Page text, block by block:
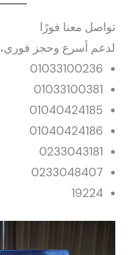
تواصل معنا فورًا
لدعم أسرع وحجز فوري،
01033100236
01033100381
01040424185
01040424186
0233043181
0233048407
19224